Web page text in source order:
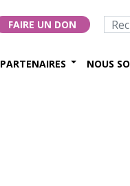
FAIRE UN DON
PARTENAIRES NOUS